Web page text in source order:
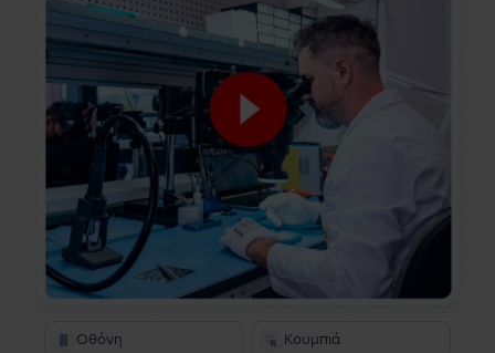
Οθόνη Κουμπιά